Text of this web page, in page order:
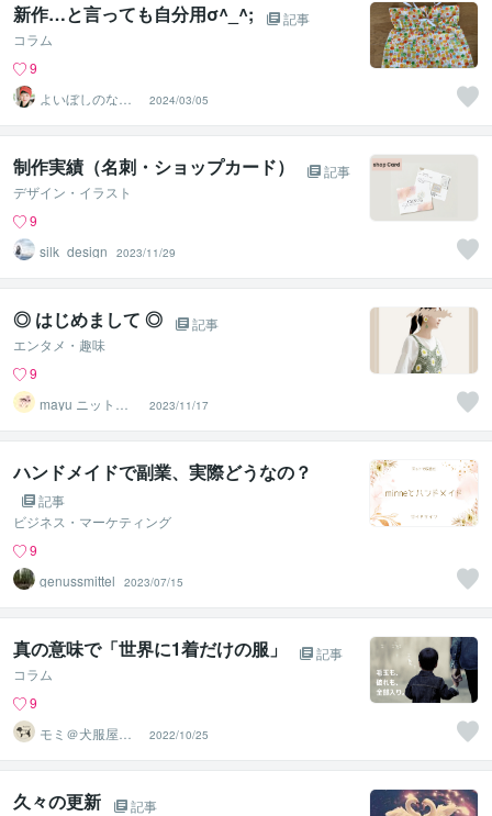
新作…と言っても自分用σ^_^;
記事
コラム
9
よいぼしのなぎ
うた
2024/03/05
制作実績（名刺・ショップカード）
記事
デザイン・イラスト
9
silk_design
2023/11/29
◎ はじめまして ◎
記事
エンタメ・趣味
9
mayu ニットデ
ザイナー
2023/11/17
ハンドメイドで副業、実際どうなの？
記事
ビジネス・マーケティング
9
genussmittel
2023/07/15
真の意味で「世界に1着だけの服」
記事
コラム
9
モミ＠犬服屋Nui
tto
2022/10/25
久々の更新
記事